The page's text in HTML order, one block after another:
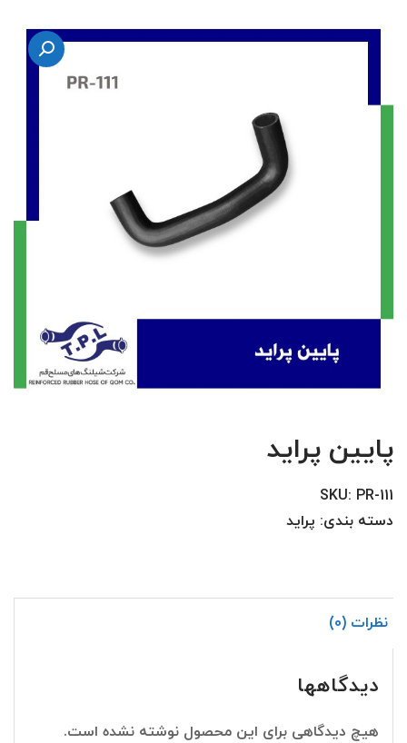
پایین پراید
SKU: PR-111
دسته بندی: پراید
نظرات (0)
دیدگاهها
هیچ دیدگاهی برای این محصول نوشته نشده است.